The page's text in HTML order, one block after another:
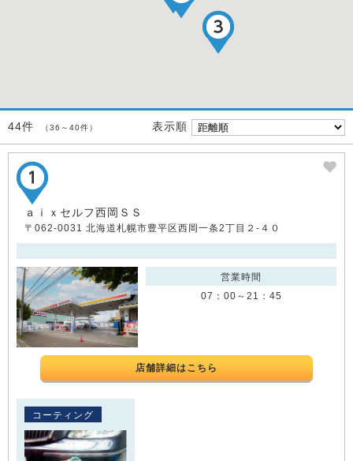
44件 （36～40件） 表示順
ａｉｘセルフ西岡ＳＳ
〒062-0031 北海道札幌市豊平区西岡一条2丁目２-４０
営業時間
07：00～21：45
店舗詳細はこちら
コーティング